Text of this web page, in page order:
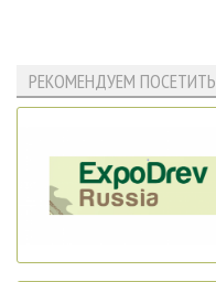
РЕКОМЕНДУЕМ ПОСЕТИТЬ